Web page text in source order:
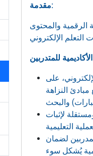
مقدمة:
الرقمية والمحتوى
للمتدربين
على
النزاهة
لإثبات
لضمان
يُشكل سوء